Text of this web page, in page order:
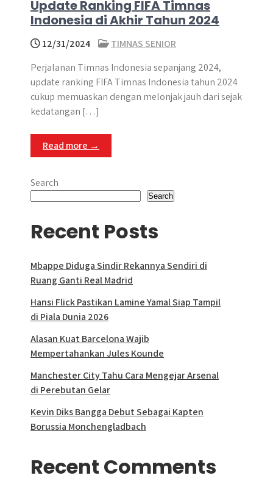
Update Ranking FIFA Timnas
Indonesia di Akhir Tahun 2024
12/31/2024
TIMNAS SENIOR
Perjalanan Timnas Indonesia sepanjang 2024,
update ranking FIFA Timnas Indonesia tahun 2024
cukup memuaskan dengan melonjak jauh dari sejak
kedatangan […]
Read more →
Search
Search
Recent Posts
Mbappe Diduga Sindir Rekannya Sendiri di
Ruang Ganti Real Madrid
Hansi Flick Pastikan Lamine Yamal Siap Tampil
di Piala Dunia 2026
Alasan Kuat Barcelona Wajib
Mempertahankan Jules Kounde
Manchester City Tahu Cara Mengejar Arsenal
di Perebutan Gelar
Kevin Diks Bangga Debut Sebagai Kapten
Borussia Monchengladbach
Recent Comments